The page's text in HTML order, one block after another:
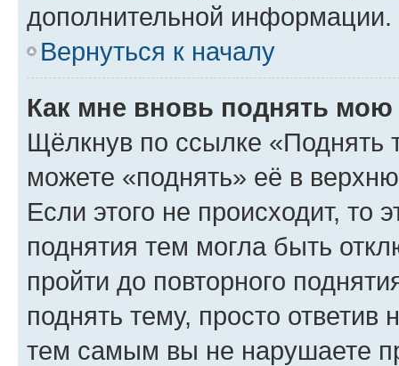
дополнительной информации.
Вернуться к началу
Как мне вновь поднять мою
Щёлкнув по ссылке «Поднять
можете «поднять» её в
Если этого не происходит, то
поднятия тем могла быть
пройти до повторного
поднять тему, просто ответив
тем самым вы не нарушаете